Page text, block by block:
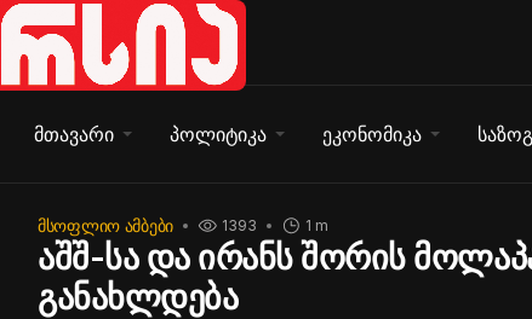
მთავარი პოლიტიკა ეკონომიკა
ᲛᲡᲝᲤᲚᲘᲝ ᲐᲛᲑᲔᲑᲘ 1 m
1393
აშშ-სა და ირანს შორის
განახლდება